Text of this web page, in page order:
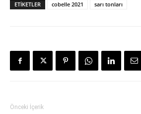
ETIKETLER cobelle 2021 sarı tonları
Önceki İçerik